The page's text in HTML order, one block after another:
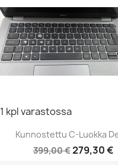
1 kpl varastossa
Kunnostettu C-Luokka
Normaalihinta
399,00 € Hinta
279,30 €